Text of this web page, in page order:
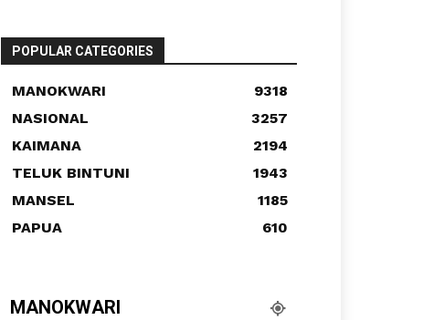
POPULAR CATEGORIES
MANOKWARI
9318
NASIONAL
3257
KAIMANA
2194
TELUK BINTUNI
1943
MANSEL
1185
PAPUA
610
MANOKWARI